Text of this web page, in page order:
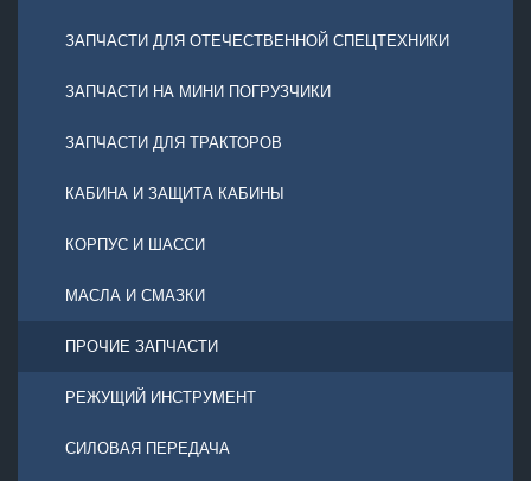
ЗАПЧАСТИ ДЛЯ ОТЕЧЕСТВЕННОЙ СПЕЦТЕХНИКИ
ЗАПЧАСТИ НА МИНИ ПОГРУЗЧИКИ
ЗАПЧАСТИ ДЛЯ ТРАКТОРОВ
КАБИНА И ЗАЩИТА КАБИНЫ
КОРПУС И ШАССИ
МАСЛА И СМАЗКИ
ПРОЧИЕ ЗАПЧАСТИ
РЕЖУЩИЙ ИНСТРУМЕНТ
СИЛОВАЯ ПЕРЕДАЧА